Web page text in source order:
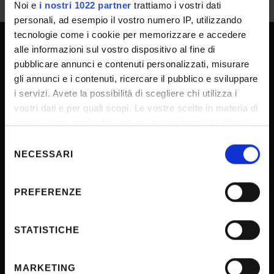
Noi e i nostri 1022 partner trattiamo i vostri dati
personali, ad esempio il vostro numero IP, utilizzando
tecnologie come i cookie per memorizzare e accedere
alle informazioni sul vostro dispositivo al fine di
pubblicare annunci e contenuti personalizzati, misurare
gli annunci e i contenuti, ricercare il pubblico e sviluppare
i servizi. Avete la possibilità di scegliere chi utilizza i
vostri dati e per quali scopi. Le vostre scelte in materia di
modificare o revocare il proprio consenso in qualsiasi
momento dalla Dichiarazione sui cookie o facendo clic
raccogliere informazioni sulla tua posizione
geografica, con un'approssimazione di qualche
Identificare il tuo dispositivo, scansionandolo
delNECESSARI
PREFERENZE
STATISTICHE
MARKETING
UNIVERSITY SERVICES
Transparency
Official University Register
Notifications
Privacy policy
Sponsorizzazioni e donazioni